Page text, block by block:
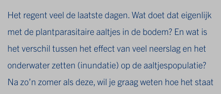
Het regent veel de laatste dagen. Wat doet dat eigenlijk
met de plantparasitaire aaltjes in de bodem? En wat is
het verschil tussen het effect van veel neerslag en het
onderwater zetten (inundatie) op de aaltjespopulatie?
Na zo’n zomer als deze, wil je graag weten hoe het staat